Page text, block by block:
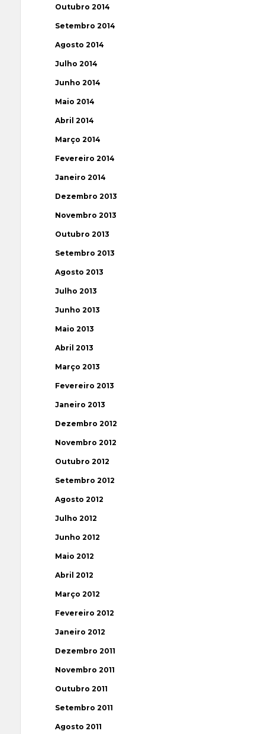
Outubro 2014
Setembro 2014
Agosto 2014
Julho 2014
Junho 2014
Maio 2014
Abril 2014
Março 2014
Fevereiro 2014
Janeiro 2014
Dezembro 2013
Novembro 2013
Outubro 2013
Setembro 2013
Agosto 2013
Julho 2013
Junho 2013
Maio 2013
Abril 2013
Março 2013
Fevereiro 2013
Janeiro 2013
Dezembro 2012
Novembro 2012
Outubro 2012
Setembro 2012
Agosto 2012
Julho 2012
Junho 2012
Maio 2012
Abril 2012
Março 2012
Fevereiro 2012
Janeiro 2012
Dezembro 2011
Novembro 2011
Outubro 2011
Setembro 2011
Agosto 2011